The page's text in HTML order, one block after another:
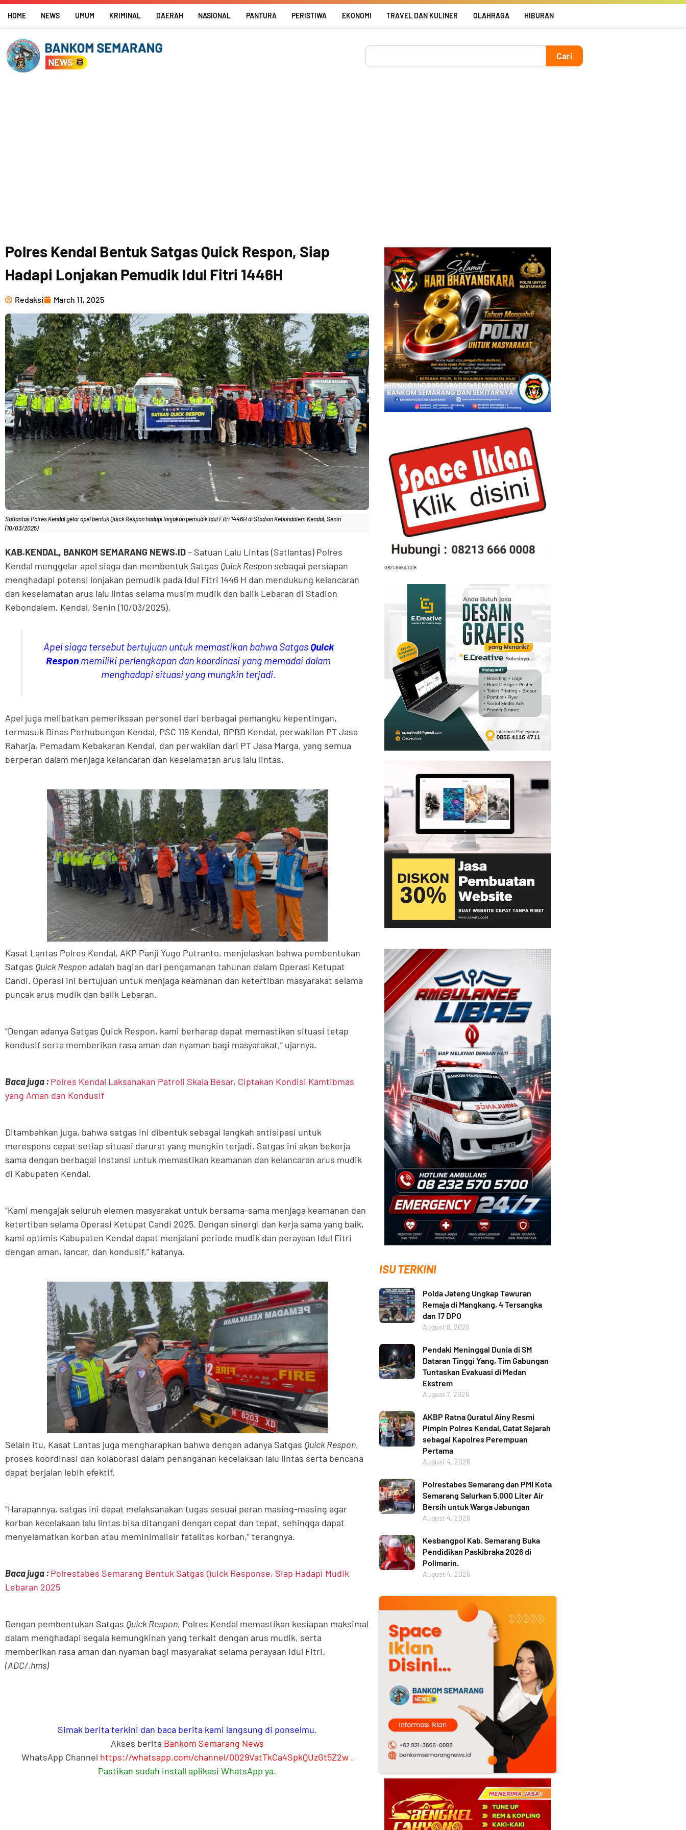
Skip
content
HOME NEWS UMUM KRIMINAL DAERAH NASIONAL PANTURA PERISTIWA EKONOMI TRAVEL DAN KULINER OLAHRAGA HIBURAN
Search
Cari
Polres Kendal Bentuk Satgas Quick Respon, Siap
Hadapi Lonjakan Pemudik Idul Fitri 1446H
Redaksi March 11, 2025
Satlantas Polres Kendal gelar apel bentuk Quick Respon hadapi lonjakan pemudik Idul Fitri 1446H di Stadion Kebondalem Kendal, Senin
(10/03/2025)
KAB.KENDAL, BANKOM SEMARANG NEWS.ID– Satuan Lalu Lintas (Satlantas) Polres
Kendal menggelar apel siaga dan membentuk Satgas Quick Respon sebagai persiapan
menghadapi potensi lonjakan pemudik pada Idul Fitri 1446 H dan mendukung kelancaran
dan keselamatan arus lalu lintas selama musim mudik dan balik Lebaran di Stadion
Kebondalem, Kendal, Senin (10/03/2025).
Apel siaga tersebut bertujuan untuk memastikan bahwa Satgas Quick
Respon memiliki perlengkapan dan koordinasi yang memadai dalam
menghadapi situasi yang mungkin terjadi.
Apel juga melibatkan pemeriksaan personel dari berbagai pemangku kepentingan,
termasuk Dinas Perhubungan Kendal, PSC 119 Kendal, BPBD Kendal, perwakilan PT Jasa
Raharja, Pemadam Kebakaran Kendal, dan perwakilan dari PT Jasa Marga, yang semua
berperan dalam menjaga kelancaran dan keselamatan arus lalu lintas.
Kasat Lantas Polres Kendal, AKP Panji Yugo Putranto, menjelaskan bahwa pembentukan
Satgas Quick Respon adalah bagian dari pengamanan tahunan dalam Operasi Ketupat
Candi. Operasi ini bertujuan untuk menjaga keamanan dan ketertiban masyarakat selama
puncak arus mudik dan balik Lebaran.
“Dengan adanya Satgas Quick Respon, kami berharap dapat memastikan situasi tetap
kondusif serta memberikan rasa aman dan nyaman bagi masyarakat,” ujarnya.
Baca juga : Polres Kendal Laksanakan Patroli Skala Besar, Ciptakan Kondisi Kamtibmas
yang Aman dan Kondusif
Ditambahkan juga, bahwa satgas ini dibentuk sebagai langkah antisipasi untuk
merespons cepat setiap situasi darurat yang mungkin terjadi. Satgas ini akan bekerja
sama dengan berbagai instansi untuk memastikan keamanan dan kelancaran arus mudik
di Kabupaten Kendal.
“Kami mengajak seluruh elemen masyarakat untuk bersama-sama menjaga keamanan dan
ketertiban selama Operasi Ketupat Candi 2025. Dengan sinergi dan kerja sama yang baik,
kami optimis Kabupaten Kendal dapat menjalani periode mudik dan perayaan Idul Fitri
dengan aman, lancar, dan kondusif,” katanya.
Selain itu, Kasat Lantas juga mengharapkan bahwa dengan adanya Satgas Quick Respon,
proses koordinasi dan kolaborasi dalam penanganan kecelakaan lalu lintas serta bencana
dapat berjalan lebih efektif.
“Harapannya, satgas ini dapat melaksanakan tugas sesuai peran masing-masing agar
korban kecelakaan lalu lintas bisa ditangani dengan cepat dan tepat, sehingga dapat
menyelamatkan korban atau meminimalisir fatalitas korban,” terangnya.
Baca juga : Polrestabes Semarang Bentuk Satgas Quick Response, Siap Hadapi Mudik
Lebaran 2025
Dengan pembentukan Satgas Quick Respon, Polres Kendal memastikan kesiapan maksimal
dalam menghadapi segala kemungkinan yang terkait dengan arus mudik, serta
memberikan rasa aman dan nyaman bagi masyarakat selama perayaan Idul Fitri.
(ADC/.hms)
Simak berita terkini dan baca berita kami langsung di ponselmu.
Akses berita Bankom Semarang News
WhatsApp Channel https://whatsapp.com/channel/0029VatTkCa4SpkQUzGt5Z2w.
Pastikan sudah install aplikasi WhatsApp ya.
082136660008
ISU TERKINI
Polda Jateng Ungkap Tawuran
Remaja di Mangkang, 4 Tersangka
dan 17 DPO
August 8, 2026
Pendaki Meninggal Dunia di SM
Dataran Tinggi Yang, Tim Gabungan
Tuntaskan Evakuasi di Medan
Ekstrem
August 7, 2026
AKBP Ratna Quratul Ainy Resmi
Pimpin Polres Kendal, Catat Sejarah
sebagai Kapolres Perempuan
Pertama
August 4, 2026
Polrestabes Semarang dan PMI Kota
Semarang Salurkan 5.000 Liter Air
Bersih untuk Warga Jabungan
August 4, 2026
Kesbangpol Kab. Semarang Buka
Pendidikan Paskibraka 2026 di
Polimarin.
August 4, 2026